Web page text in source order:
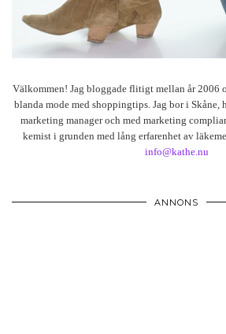
Välkommen! Jag bloggade flitigt mellan år 2006
blanda mode med shoppingtips. Jag bor i Skåne,
marketing manager och med marketing
kemist i grunden med lång erfarenhet av
info@kathe.nu
ANNONS